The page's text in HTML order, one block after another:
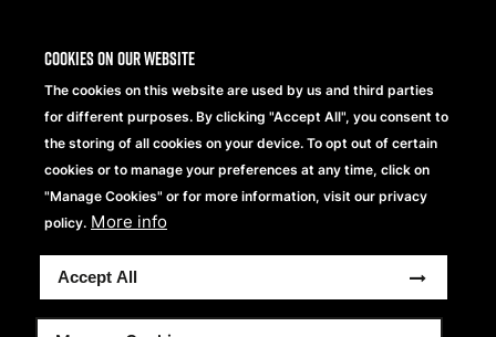
Cookies on our website
The cookies on this website are used by us and third parties
for different purposes. By clicking "Accept All", you consent to
the storing of all cookies on your device. To opt out of certain
cookies or to manage your preferences at any time, click on
"Manage Cookies" or for more information, visit our privacy
policy. More info
Accept All
Part of
Copyright® 2026 Beechfield Brands Ltd. Todos los
derechos reservados